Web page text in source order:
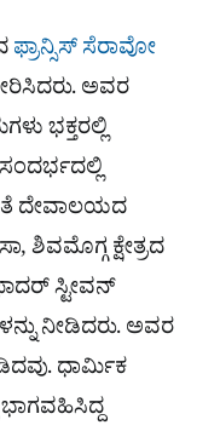
ಫ್ರಾನ್ಸಿಸ್ ಸೆರಾವೋ
ಅವರ
ಭಕ್ತರಲ್ಲಿ
ಸಂದರ್ಭದಲ್ಲಿ
ದೇವಾಲಯದ
ಶಿವಮೊಗ್ಗ ಕ್ಷೇತ್ರದ
ಸ್ಟೀವನ್
ನೀಡಿದರು. ಅವರ
ಧಾರ್ಮಿಕ